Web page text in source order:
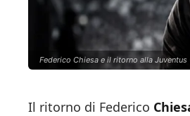
Federico Chiesa e il ritorno alla
Il ritorno di Federico